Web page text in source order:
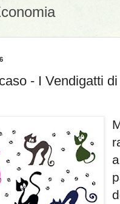
- I Vendigatti